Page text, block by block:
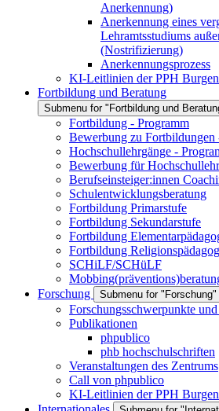
Anerkennung)
Anerkennung eines
Lehramtsstudiums
(Nostrifizierung)
Anerkennungsprozess
KI-Leitlinien der PPH
Fortbildung und Beratung
Submenu for "Fortbildung und
Fortbildung - Programm
Bewerbung zu
Hochschullehrgänge -
Bewerbung für
Berufseinsteiger:innen
Schulentwicklungsberatung
Fortbildung Primarstufe
Fortbildung Sekundarstufe
Fortbildung
Fortbildung
SCHiLF/SCHüLF
Forschung
Submenu for "Forschung"
Forschungsschwerpunkte
Publikationen
phpublico
phb hochschulschriften
Veranstaltungen des Zentrums
Call von phpublico
KI-Leitlinien der PPH